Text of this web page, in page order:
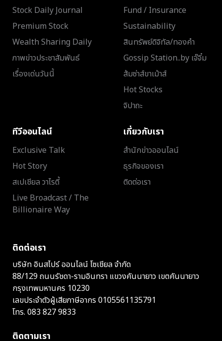
Stock Daily Journal
Premium Stock
Wealth Sharing Daily
ภาพข่าวประชาสัมพันธ์
เรื่องเด่นวันนี้
Fund / Insurance
Sustainability
สินทรัพย์ดิจิทัล/ทองคำ
Gossip Station..by เจ๊จิ๋ม
ส้มซ่าส์ขาเม้าส์
Hot Stocks
จิปาถะ
ทีวีออนไลน์
Exclusive Talk
Hot Story
สเปเชียล วาไรตี้
Live Broadcast / The
Billionaire Way
เกี่ยวกับเรา
สำนักข่าวออนไลน์
ธุรกิจของเรา
ติดต่อเรา
ติดต่อเรา
บริษัท อินสไปร์ ออนไลน์ โซเชียล จำกัด
88/129 ถนนรัชดา-รามอินทรา แขวงคันนายาว เขตคันนายาว
กรุงเทพมหานคร 10230
เลขประจำตัวผู้เสียภาษีอากร 0105561135791
โทร. 083 827 9833
ติดตามเรา